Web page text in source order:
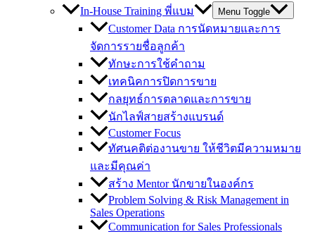
In-House Training พี่แบม
Menu Toggle
Customer Data การนัดหมายและการ
จัดการรายชื่อลูกค้า
ทักษะการใช้คำถาม
เทคนิคการปิดการขาย
กลยุทธ์การตลาดและการขาย
นักไลฟ์สายสร้างแบรนด์
Customer Focus
ทัศนคติต่องานขาย ให้ชีวิตมีความหมาย
และมีคุณค่า
สร้าง Mentor นักขายในองค์กร
Problem Solving & Risk Management in
Sales Operations
Communication for Sales Professionals